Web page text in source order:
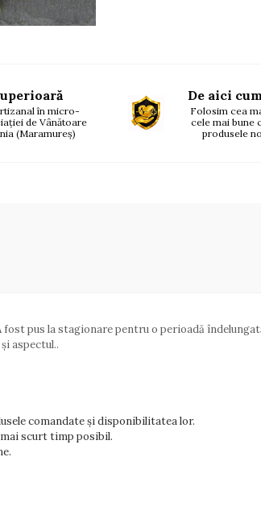
în micro-
de Vânătoare
(Maramureș)
De aici
Folosim cea
cele mai bune
produsele
pus la stagionare pentru o perioadă
aspectul..
comandate și disponibilitatea lor.
scurt timp posibil.